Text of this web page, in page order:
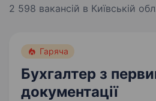
2 598 вакансій в Київській
Гаряча
Бухгалтер з
документації